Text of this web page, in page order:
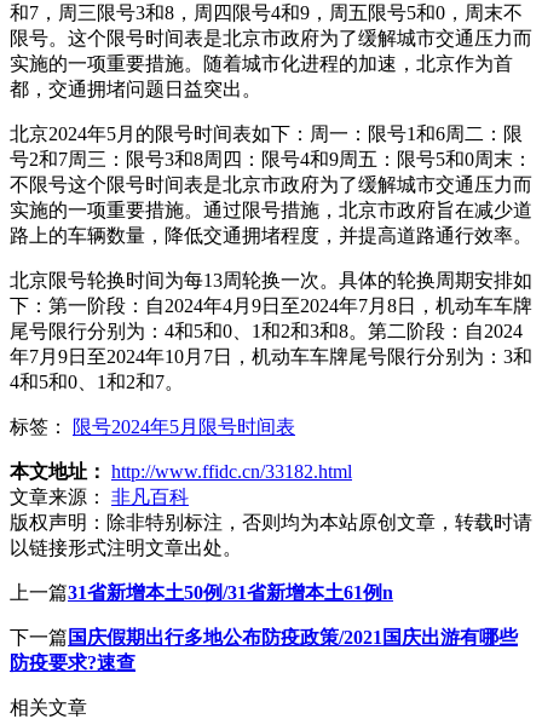
和7，周三限号3和8，周四限号4和9，周五限号5和0，周末不
限号。这个限号时间表是北京市政府为了缓解城市交通压力而
实施的一项重要措施。随着城市化进程的加速，北京作为首
都，交通拥堵问题日益突出。
北京2024年5月的限号时间表如下：周一：限号1和6周二：限
号2和7周三：限号3和8周四：限号4和9周五：限号5和0周末：
不限号这个限号时间表是北京市政府为了缓解城市交通压力而
实施的一项重要措施。通过限号措施，北京市政府旨在减少道
路上的车辆数量，降低交通拥堵程度，并提高道路通行效率。
北京限号轮换时间为每13周轮换一次。具体的轮换周期安排如
下：第一阶段：自2024年4月9日至2024年7月8日，机动车车牌
尾号限行分别为：4和5和0、1和2和3和8。第二阶段：自2024
年7月9日至2024年10月7日，机动车车牌尾号限行分别为：3和
4和5和0、1和2和7。
标签： 限号2024年5月限号时间表
本文地址： http://www.ffidc.cn/33182.html
文章来源：
非凡百科
版权声明： 除非特别标注，否则均为本站原创文章，转载时请
以链接形式注明文章出处。
上一篇31省新增本土50例/31省新增本土61例n
下一篇 国庆假期出行多地公布防疫政策/2021国庆出游有哪些
防疫要求?速查
相关文章